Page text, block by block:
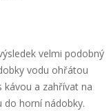
velmi podobný
vodu ohřátou
kávou a zahřívat na
do horní nádobky.